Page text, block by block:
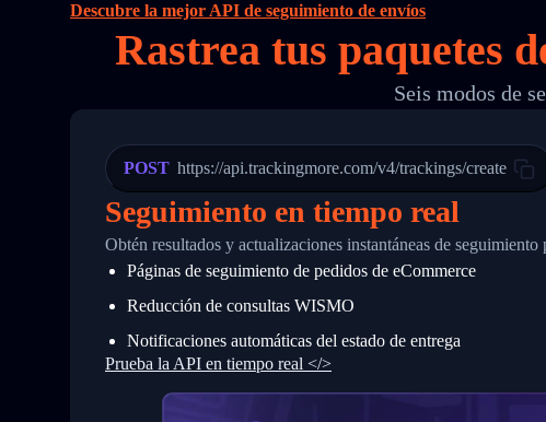
16
17
18
24
25
26
27
28
29
31
32
34
        "itemTimeLength": 2,
        "weblink": "",
        "phone": null,
        "trackinfo": [
"Details": "Departed Facility in
          },
          {
            "Date": "2017-03-06 15:28:00",
"StatusDescription": "Shipment
"Details": "BEIJING-CHINA,PEOPLES
          }
      }
    ]
}
Descubre la mejor API de seguimiento de envíos
Rastrea tus paquetes
Seis modos de
POST https://api.trackingmore.com/v4/trackings/create
Seguimiento en tiempo real
Obtén resultados y actualizaciones instantáneas de
Páginas de seguimiento de pedidos de eCommerce
Reducción de consultas WISMO
Notificaciones automáticas del estado de entrega
Prueba la API en tiempo real </>